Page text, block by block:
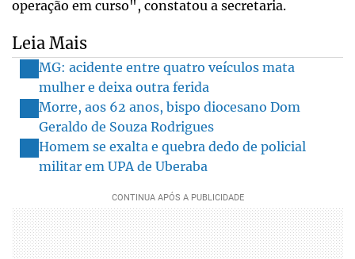
operação em curso", constatou a secretaria.
Leia Mais
MG: acidente entre quatro veículos mata
mulher e deixa outra ferida
Morre, aos 62 anos, bispo diocesano Dom
Geraldo de Souza Rodrigues
Homem se exalta e quebra dedo de policial
militar em UPA de Uberaba